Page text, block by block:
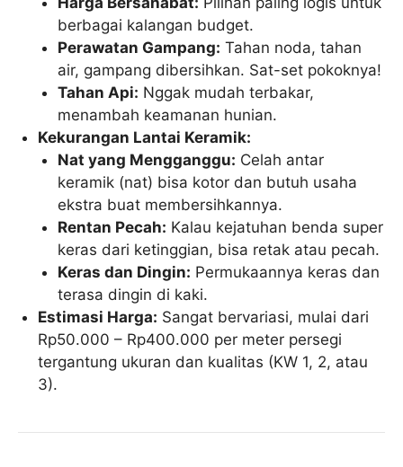
berbagai kalangan budget.
Perawatan Gampang: Tahan noda, tahan
air, gampang dibersihkan. Sat-set pokoknya!
Tahan Api: Nggak mudah terbakar,
menambah keamanan hunian.
Kekurangan Lantai Keramik:
Nat yang Mengganggu: Celah antar
keramik (nat) bisa kotor dan butuh usaha
ekstra buat membersihkannya.
Rentan Pecah: Kalau kejatuhan benda super
keras dari ketinggian, bisa retak atau pecah.
Keras dan Dingin: Permukaannya keras dan
terasa dingin di kaki.
Estimasi Harga: Sangat bervariasi, mulai dari
Rp50.000 – Rp400.000 per meter persegi
tergantung ukuran dan kualitas (KW 1, 2, atau
3).